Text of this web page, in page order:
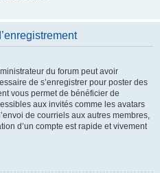
du forum peut avoir
de s’enregistrer pour poster des
vous permet de bénéficier de
aux invités comme les avatars
de courriels aux autres membres,
d’un compte est rapide et vivement